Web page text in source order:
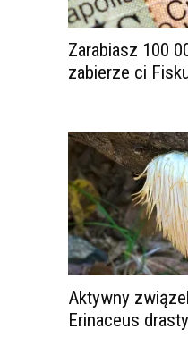
Zarabiasz 100
zabierze ci
Aktywny
Erinaceus